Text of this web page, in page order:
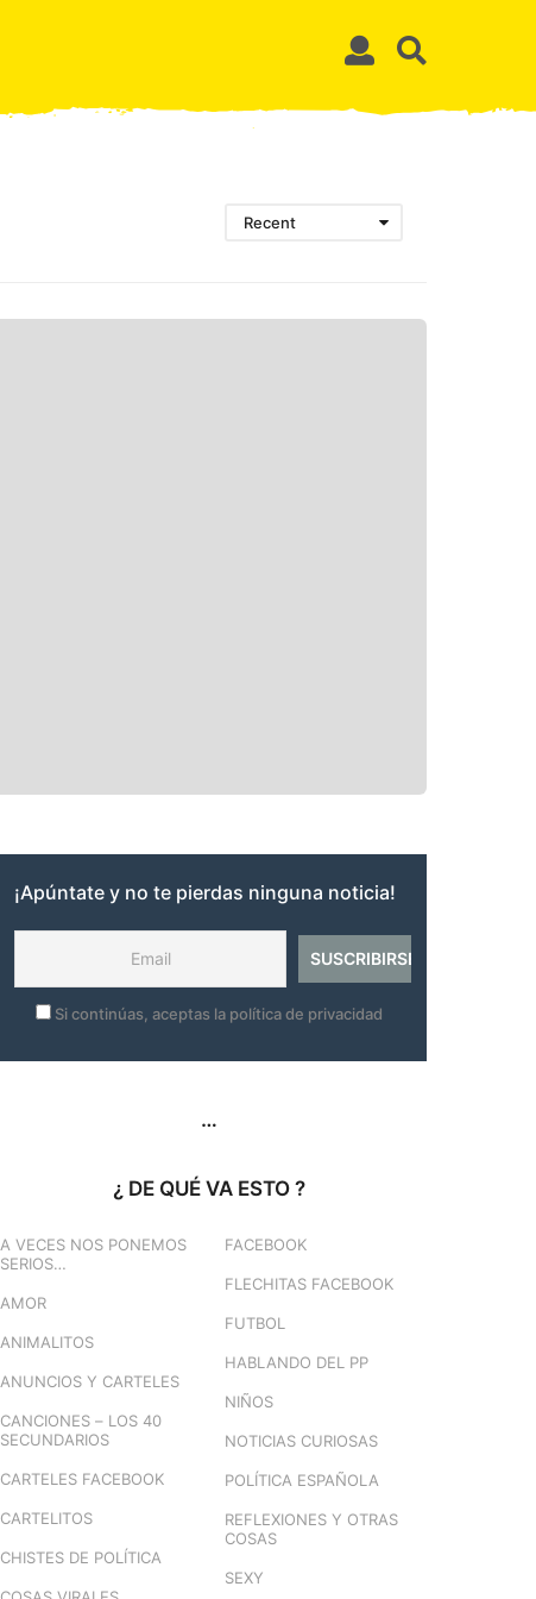
Recent
¡Apúntate y no te pierdas ninguna noticia!
Si continúas, aceptas la política de privacidad
…
¿ DE QUÉ VA ESTO ?
A VECES NOS PONEMOS
SERIOS…
AMOR
ANIMALITOS
ANUNCIOS Y CARTELES
CANCIONES – LOS 40
SECUNDARIOS
CARTELES FACEBOOK
CARTELITOS
CHISTES DE POLÍTICA
FACEBOOK
FLECHITAS FACEBOOK
FUTBOL
HABLANDO DEL PP
NIÑOS
NOTICIAS CURIOSAS
POLÍTICA ESPAÑOLA
REFLEXIONES Y OTRAS
COSAS
SEXY